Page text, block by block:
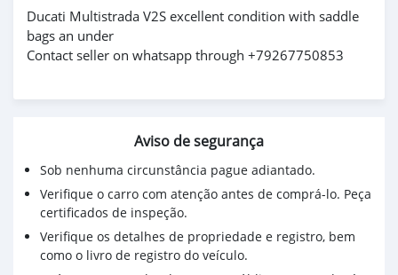
Ducati Multistrada V2S excellent condition with saddle
bags an under
Contact seller on whatsapp through +79267750853
Aviso de segurança
Sob nenhuma circunstância pague adiantado.
Verifique o carro com atenção antes de comprá-lo. Peça
certificados de inspeção.
Verifique os detalhes de propriedade e registro, bem
como o livro de registro do veículo.